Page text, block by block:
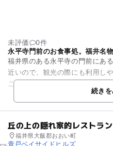
未評価
0件
永平寺門前のお食事処。福井名
福井県のある永平寺の門前にあ
近いので、観光の際にも利用し
ことも魅力です。 食事処では、名物のお蕎麦をはじめとした各
続き
丘の上の隠れ家的レストラ
福井県大飯郡おおい町